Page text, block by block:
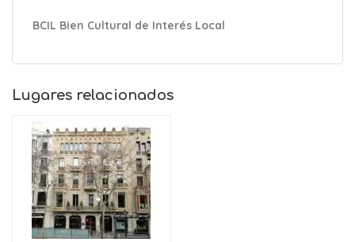
BCIL Bien Cultural de Interés Local
Lugares relacionados